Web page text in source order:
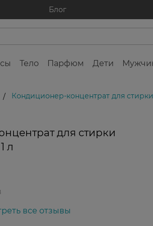
Блог
Тело Парфюм Дети
/ Кондиционер-концентрат для
Лидер
для стирки
л
все отзывы